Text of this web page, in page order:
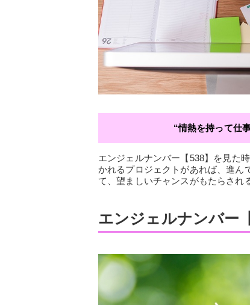
“情熱を持って仕
エンジェルナンバー【538】を見た
かれるプロジェクトがあれば、進ん
て、望ましいチャンスがもたらされ
エンジェルナンバー